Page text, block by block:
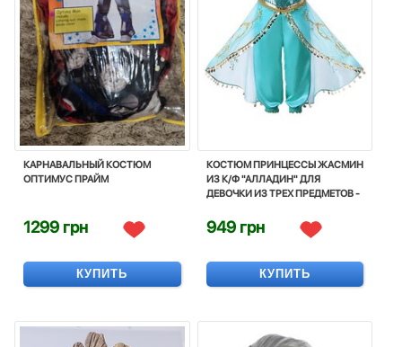
КАРНАВАЛЬНЫЙ КОСТЮМ
ОПТИМУС ПРАЙМ
1299 грн
КУПИТЬ
КОСТЮМ ПРИНЦЕCСЫ ЖАСМИН
ИЗ К/Ф "АЛЛАДИН" ДЛЯ
ДЕВОЧКИ ИЗ ТРЕХ ПРЕДМЕТОВ -
CORNIVAL
949 грн
КУПИТЬ